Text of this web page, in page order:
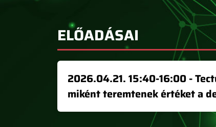
ELŐADÁSAI
2026.04.21. 15:40-16:00 -
miként teremtenek értéket a